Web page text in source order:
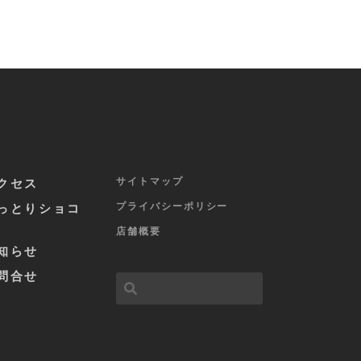
セス
とりショコ
らせ
合せ
サイトマップ
プライバシーポリシー
店舗概要